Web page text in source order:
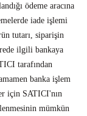
ödeme aracına
iade işlemi
tutarı, siparişin
ilgili bankaya
tarafından
banka işlem
için SATICI'nın
mümkün